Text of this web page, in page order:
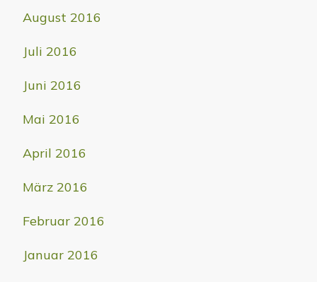
August 2016
Juli 2016
Juni 2016
Mai 2016
April 2016
März 2016
Februar 2016
Januar 2016